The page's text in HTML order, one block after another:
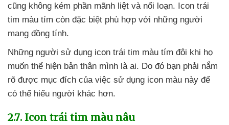
cũng không kém phần mãnh liệt và nổi loạn. Icon trái
tim màu tím còn đặc biệt phù hợp với những người
mang đồng tính.
Những người sử dụng icon trái tim màu tím đôi khi họ
muốn thể hiện bản thân mình là ai. Do đó bạn phải nắm
rõ được mục đích của việc sử dụng icon màu này để
có thể hiểu người khác hơn.
2.7. Icon trái tim màu nâu